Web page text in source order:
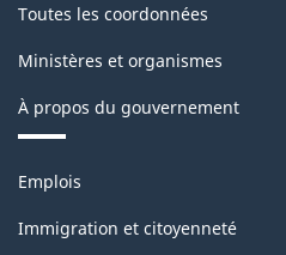
Toutes les coordonnées
Ministères et organismes
À propos du gouvernement
Thèmes
sujets
Emplois
Immigration et citoyenneté